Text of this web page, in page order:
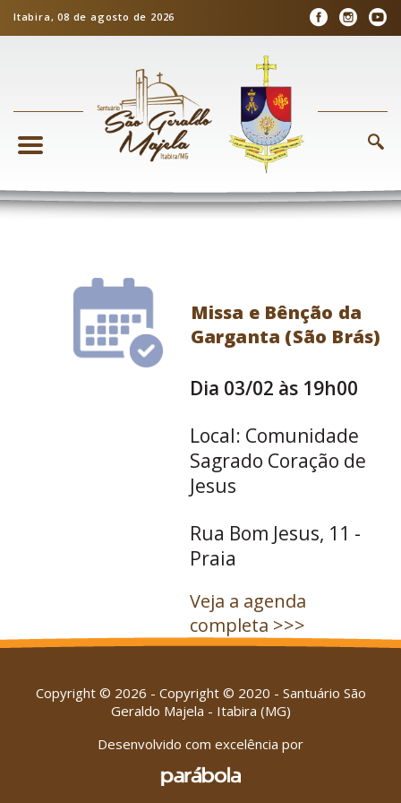
Itabira, 08 de agosto de 2026
Missa e Bênção da
Garganta (São Brás)
Dia 03/02 às 19h00
Local: Comunidade
Sagrado Coração de
Jesus
Rua Bom Jesus, 11 -
Praia
Veja a agenda
completa >>>
Copyright © 2026 - Copyright © 2020 - Santuário São
Geraldo Majela - Itabira (MG)
Desenvolvido com excelência por